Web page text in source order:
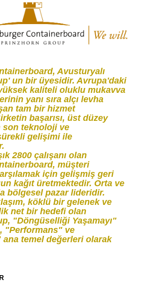
Avusturyalı
un bir üyesidir. Avrupa'daki
kaliteli oluklu mukavva
yanı sıra alçı levha
tam bir hizmet
başarısı, üst düzey
teknoloji ve
gelişimi ile
2800 çalışanı olan
müşteri
için gelişmiş geri
kağıt üretmektedir. Orta ve
bölgesel pazar lideridir.
köklü bir gelenek ve
net bir hedefi olan
"Döngüselliği Yaşamayı"
"Performans" ve
temel değerleri olarak